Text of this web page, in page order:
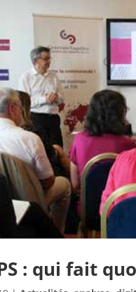
: qui fait